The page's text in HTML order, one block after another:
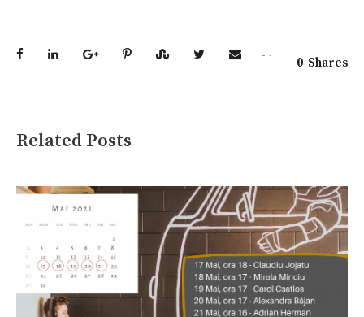
0 Shares
Related Posts